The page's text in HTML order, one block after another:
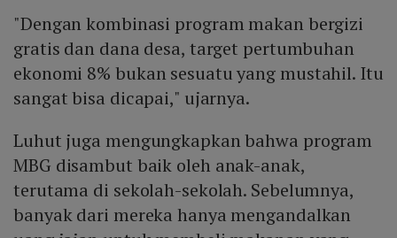
"Dengan kombinasi program makan bergizi
gratis dan dana desa, target pertumbuhan
ekonomi 8% bukan sesuatu yang mustahil. Itu
sangat bisa dicapai," ujarnya.
Luhut juga mengungkapkan bahwa program
MBG disambut baik oleh anak-anak,
terutama di sekolah-sekolah. Sebelumnya,
banyak dari mereka hanya mengandalkan